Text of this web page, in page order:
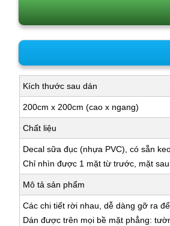
Kích thước sau dán
200cm x 200cm (cao x ngang)
Chất liệu
Decal sữa đục (nhựa PVC), có sẵn
Chỉ nhìn được 1 mặt từ trước, mặt
Mô tả sản phẩm
Các chi tiết rời nhau, dễ dàng gỡ ra
Dán được trên mọi bề mặt phẳng: